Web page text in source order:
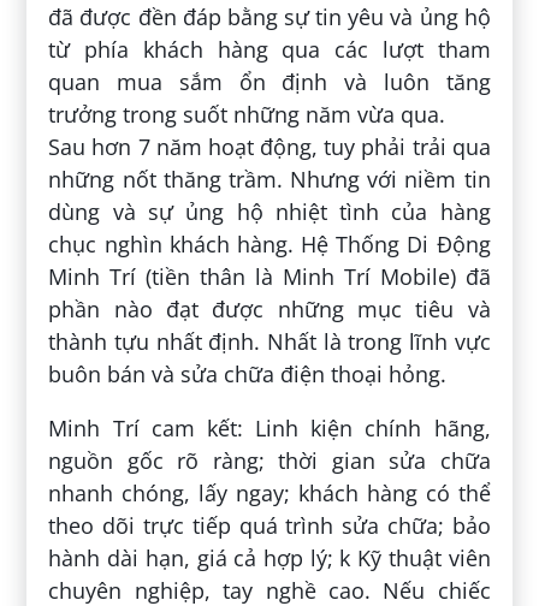
đã được đền đáp bằng sự tin yêu và ủng hộ
từ phía khách hàng qua các lượt tham
quan mua sắm ổn định và luôn tăng
trưởng trong suốt những năm vừa qua.
Sau hơn 7 năm hoạt động, tuy phải trải qua
những nốt thăng trầm. Nhưng với niềm tin
dùng và sự ủng hộ nhiệt tình của hàng
chục nghìn khách hàng. Hệ Thống Di Động
Minh Trí (tiền thân là Minh Trí Mobile) đã
phần nào đạt được những mục tiêu và
thành tựu nhất định. Nhất là trong lĩnh vực
buôn bán và sửa chữa điện thoại hỏng.
Minh Trí cam kết: Linh kiện chính hãng,
nguồn gốc rõ ràng; thời gian sửa chữa
nhanh chóng, lấy ngay; khách hàng có thể
theo dõi trực tiếp quá trình sửa chữa; bảo
hành dài hạn, giá cả hợp lý; k Kỹ thuật viên
chuyên nghiệp, tay nghề cao. Nếu chiếc